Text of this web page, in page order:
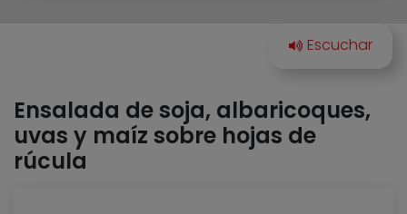
Ensalada de soja, albaricoques,
uvas y maíz sobre hojas de
rúcula